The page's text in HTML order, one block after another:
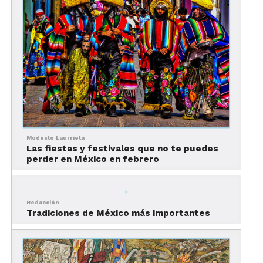
máximo, como Las Coloradas, cerca deMérida; la
laguna deBacalar, en Quintana Roo; las lagunas de
Montebello, enChiapas;Hierve el Agua, enOaxaca;
y Tlaquepaque, enGuadalajara. Aunque vamos,
sólo basta visitar un mercado en cualquier parte
del país para vivir la experiencia.
2. Por sus ciudades que nunca
duermen
Modesto Laurrieta
Las fiestas y festivales que no te puedes
perder en México en febrero
Redacción
Tradiciones de México más importantes